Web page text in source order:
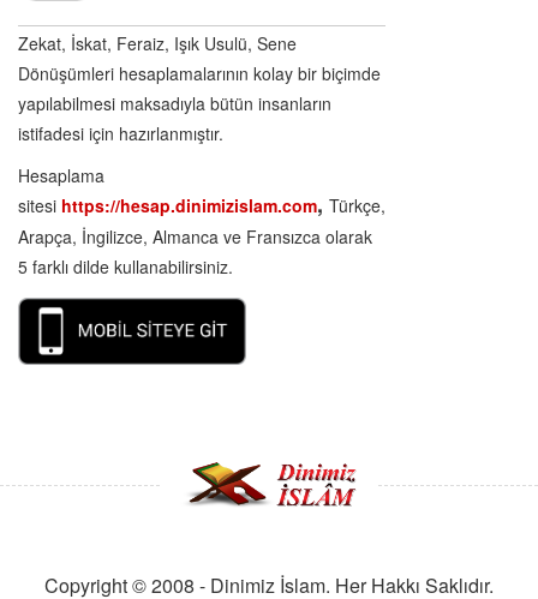
Zekat, İskat, Feraiz, Işık Usulü, Sene
Dönüşümleri hesaplamalarının kolay bir biçimde
yapılabilmesi maksadıyla bütün insanların
istifadesi için hazırlanmıştır.
Hesaplama
sitesi https://hesap.dinimizislam.com, Türkçe,
Arapça, İngilizce, Almanca ve Fransızca olarak
5 farklı dilde kullanabilirsiniz.
Copyright © 2008 - Dinimiz İslam. Her Hakkı Saklıdır.